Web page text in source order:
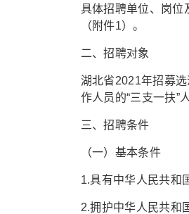
具体招聘单位、岗位
（附件1）。
二、招聘对象
湖北省2021年招募
作人员的“三支一扶”
三、招聘条件
（一）基本条件
1.具有中华人民共和
2.拥护中华人民共和